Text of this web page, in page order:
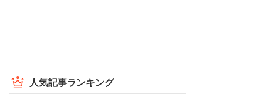
人気記事ランキング